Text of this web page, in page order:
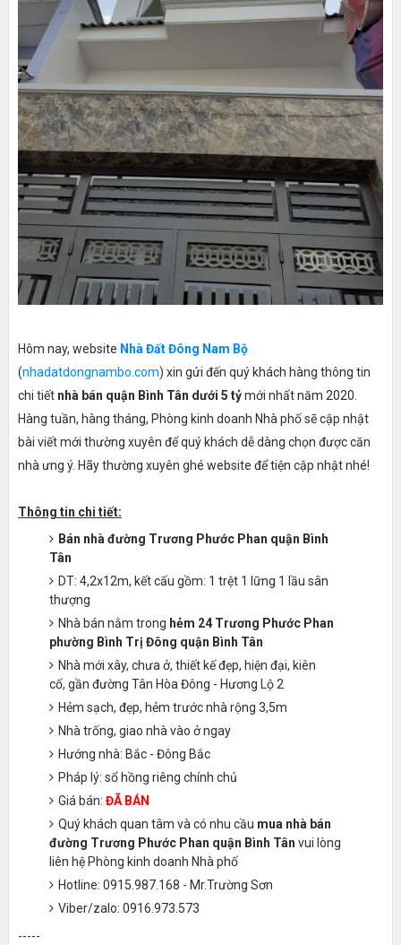
Hôm nay, website Nhà Đất Đông Nam Bộ
(nhadatdongnambo.com) xin gửi đến quý khách hàng thông tin
chi tiết nhà bán quận Bình Tân dưới 5 tỷmới nhất năm 2020.
Hàng tuần, hàng tháng, Phòng kinh doanh Nhà phố sẽ cập nhật
bài viết mới thường xuyên để quý khách dễ dàng chọn được căn
nhà ưng ý. Hãy thường xuyên ghé website để tiện cập nhật nhé!
Thông tin chi tiết:
Bán nhà đường Trương Phước Phan quận Bình
Tân
DT: 4,2x12m, kết cấu gồm: 1 trệt 1 lững 1 lầu sân
thượng
Nhà bán nằm trong hẻm 24 Trương Phước Phan
phường Bình Trị Đông quận Bình Tân
Nhà mới xây, chưa ở, thiết kế đẹp, hiện đại, kiên
cố, gần đường Tân Hòa Đông - Hương Lộ 2
Hẻm sạch, đẹp, hẻm trước nhà rộng 3,5m
Nhà trống, giao nhà vào ở ngay
Hướng nhà: Bắc - Đông Bắc
Pháp lý: sổ hồng riêng chính chủ
Giá bán: ĐÃ BÁN
Quý khách quan tâm và có nhu cầu mua nhà bán
đường Trương Phước Phan quận Bình Tân vui lòng
liên hệ Phòng kinh doanh Nhà phố
Hotline: 0915.987.168 - Mr.Trường Sơn
Viber/zalo: 0916.973.573
-----